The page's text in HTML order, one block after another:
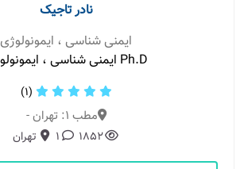
نادر تاجیک
ایمنی شناسی ، ایمونولوژی
Ph.D ایمنی شناسی ، ایمونولوژی
(1)
مطب 1: تهران -
1852
1 تهران